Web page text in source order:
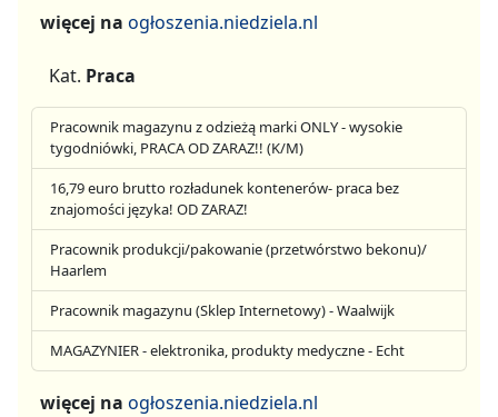
więcej na ogłoszenia.niedziela.nl
Kat. Praca
Pracownik magazynu z odzieżą marki ONLY - wysokie
tygodniówki, PRACA OD ZARAZ!! (K/M)
16,79 euro brutto rozładunek kontenerów- praca bez
znajomości języka! OD ZARAZ!
Pracownik produkcji/pakowanie (przetwórstwo bekonu)/
Haarlem
Pracownik magazynu (Sklep Internetowy) - Waalwijk
MAGAZYNIER - elektronika, produkty medyczne - Echt
więcej na ogłoszenia.niedziela.nl